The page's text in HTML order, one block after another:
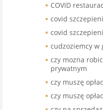
COVID
covid
covid
cudzoziemcy w
czy mozna
prywatnym
czy muszę
czy muszę